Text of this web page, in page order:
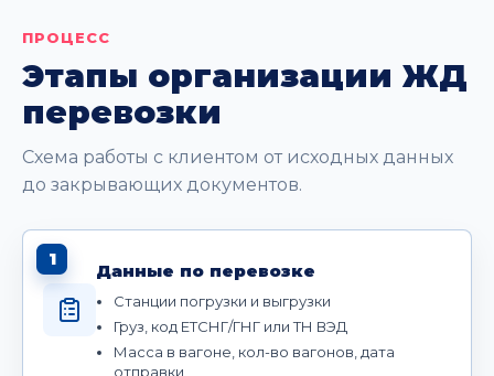
ПРОЦЕСС
Этапы организации ЖД
перевозки
Схема работы с клиентом от исходных данных
до закрывающих документов.
1
Данные по перевозке
Станции погрузки и выгрузки
Груз, код ЕТСНГ/ГНГ или ТН ВЭД
Масса в вагоне, кол-во вагонов, дата
отправки